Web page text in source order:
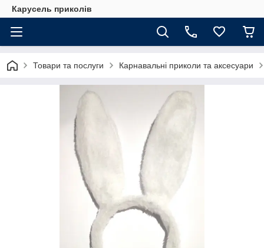
Карусель приколів
Товари та послуги Карнавальні приколи та аксесуари